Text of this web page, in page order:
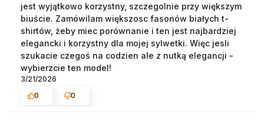
jest wyjątkowo korzystny, szczegolnie przy większym
biuście. Zamówilam większosc fasonów białych t-
shirtów, żeby miec porównanie i ten jest najbardziej
elegancki i korzystny dla mojej sylwetki. Więc jesli
szukacie czegoś na codzien ale z nutką elegancji -
wybierzcie ten model!
3/21/2026
0
0